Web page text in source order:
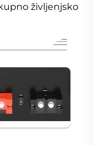
življenjsko